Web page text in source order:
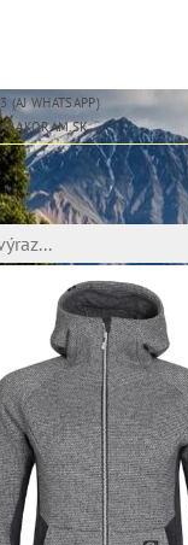
WHATSAPP)